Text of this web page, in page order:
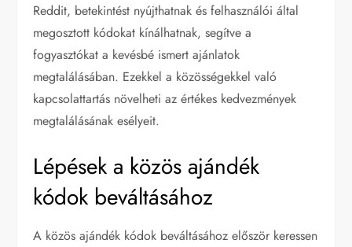
Reddit, betekintést nyújthatnak és felhasználói által
megosztott kódokat kínálhatnak, segítve a
fogyasztókat a kevésbé ismert ajánlatok
megtalálásában. Ezekkel a közösségekkel való
kapcsolattartás növelheti az értékes kedvezmények
megtalálásának esélyeit.
Lépések a közös ajándék
kódok beváltásához
A közös ajándék kódok beváltásához először keressen